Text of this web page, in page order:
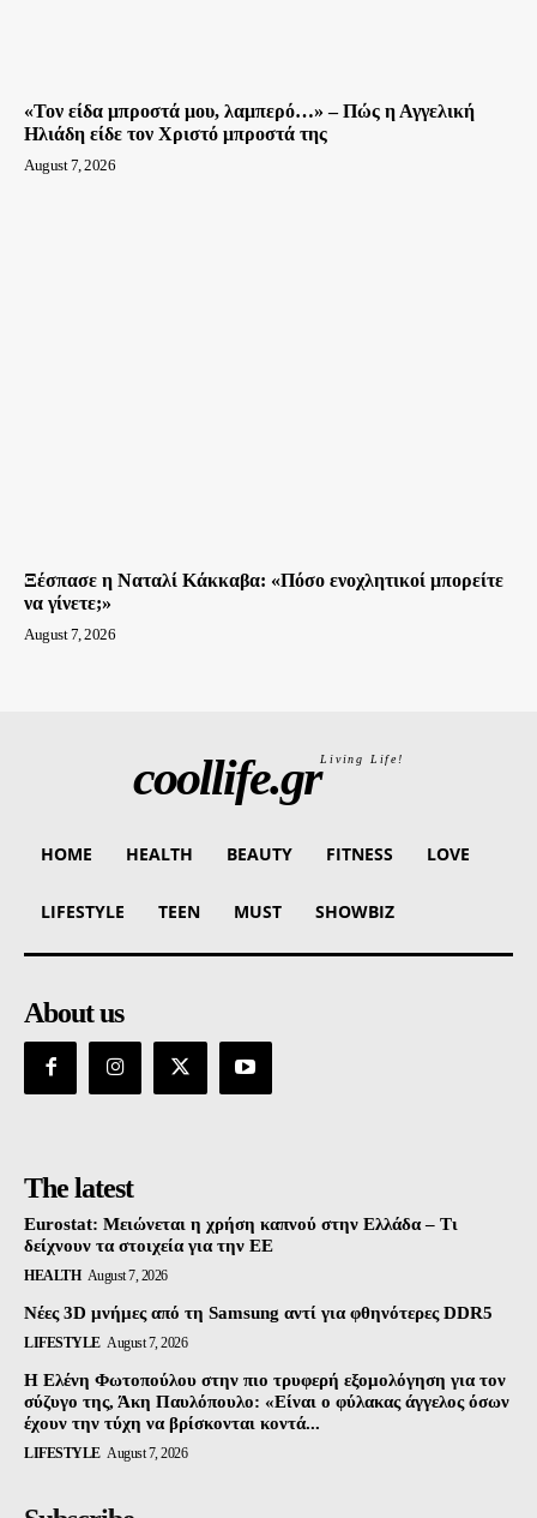
«Τον είδα μπροστά μου, λαμπερό…» – Πώς η Αγγελική
Ηλιάδη είδε τον Χριστό μπροστά της
August 7, 2026
Ξέσπασε η Ναταλί Κάκκαβα: «Πόσο ενοχλητικοί μπορείτε
να γίνετε;»
August 7, 2026
coollife.grLiving Life!
HOME HEALTH BEAUTY FITNESS LOVE
LIFESTYLE TEEN MUST SHOWBIZ
About us
The latest
Eurostat: Μειώνεται η χρήση καπνού στην Ελλάδα – Τι
δείχνουν τα στοιχεία για την ΕΕ
HEALTH August 7, 2026
Νέες 3D μνήμες από τη Samsung αντί για φθηνότερες DDR5
LIFESTYLE August 7, 2026
Η Ελένη Φωτοπούλου στην πιο τρυφερή εξομολόγηση για τον
σύζυγο της, Άκη Παυλόπουλο: «Είναι ο φύλακας άγγελος όσων
έχουν την τύχη να βρίσκονται κοντά...
LIFESTYLE August 7, 2026